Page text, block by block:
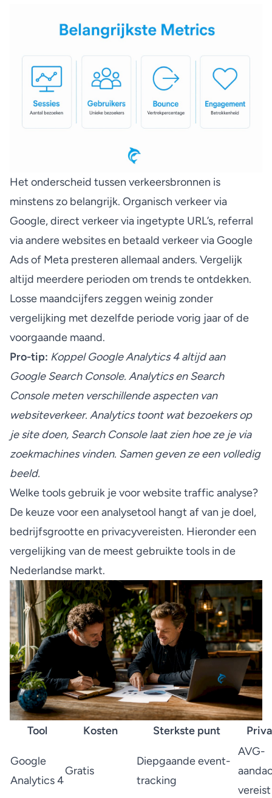
Het onderscheid tussen verkeersbronnen is
minstens zo belangrijk. Organisch verkeer via
Google, direct verkeer via ingetypte URL’s, referral
via andere websites en betaald verkeer via Google
Ads of Meta presteren allemaal anders. Vergelijk
altijd meerdere perioden om trends te ontdekken.
Losse maandcijfers zeggen weinig zonder
vergelijking met dezelfde periode vorig jaar of de
voorgaande maand.
Pro-tip: Koppel Google Analytics 4 altijd aan
Google Search Console. Analytics en Search
Consolemeten verschillende aspecten van
websiteverkeer. Analytics toont wat bezoekers op
je site doen, Search Console laat zien hoe ze je via
zoekmachines vinden. Samen geven ze een volledig
beeld.
Welke tools gebruik je voor website traffic analyse?
De keuze voor een analysetool hangt af van je doel,
bedrijfsgrootte en privacyvereisten. Hieronder een
vergelijking van de meest gebruikte tools in de
Nederlandse markt.
Tool Kosten Sterkste punt
Google
Analytics 4
Gratis
Diepgaande event-
tracking
AVG-
vereist